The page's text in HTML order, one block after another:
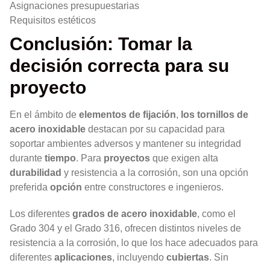
Asignaciones presupuestarias
Requisitos estéticos
Conclusión: Tomar la
decisión correcta para su
proyecto
En el ámbito de elementos de fijación, los tornillos de
acero inoxidable destacan por su capacidad para
soportar ambientes adversos y mantener su integridad
durante tiempo. Para proyectos que exigen alta
durabilidad y resistencia a la corrosión, son una opción
preferida opción entre constructores e ingenieros.
Los diferentes grados de acero inoxidable, como el
Grado 304 y el Grado 316, ofrecen distintos niveles de
resistencia a la corrosión, lo que los hace adecuados para
diferentes aplicaciones, incluyendo cubiertas. Sin